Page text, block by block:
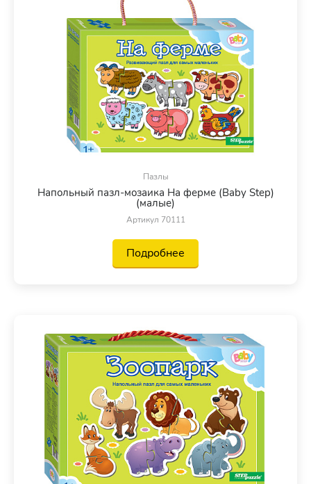
Пазлы
Напольный пазл-мозаика На ферме (Baby Step)
(малые)
Артикул 70111
Подробнее